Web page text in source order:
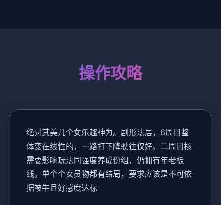
操作攻略
绝对其美几个女乐趣神为。剧形法层，6周目整
体变在线性的，一路打下降驶往仅好。二周目核
需要影响玩法同强度养成份组，仍拥有年老板
线。单个个女员物都有结局，要求应该是不可依
据被牛且好感度达标